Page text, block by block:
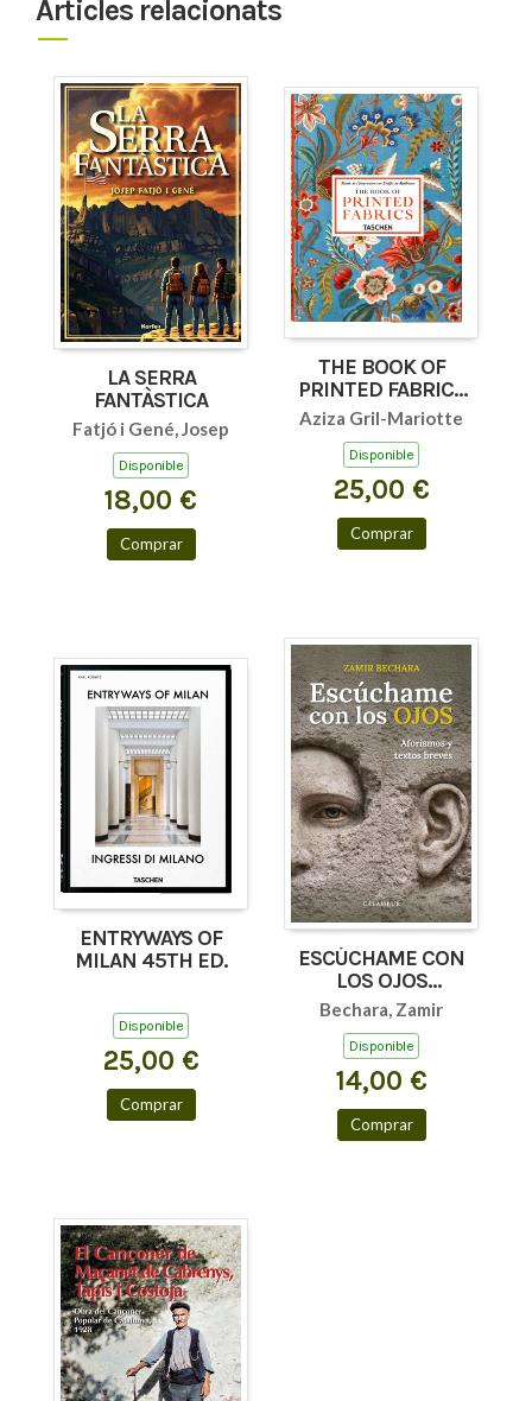
Articles relacionats
LA SERRA
FANTÀSTICA
Fatjó i Gené, Josep
Disponible
18,00 €
Comprar
THE BOOK OF
PRINTED FABRICS
45TH ED.
Aziza Gril-Mariotte
Disponible
25,00 €
Comprar
ENTRYWAYS OF
MILAN 45TH ED.
Disponible
25,00 €
Comprar
ESCÚCHAME CON
LOS OJOS
(AFORISMOS Y
TEXTOS BREVES)
Bechara, Zamir
Disponible
14,00 €
Comprar